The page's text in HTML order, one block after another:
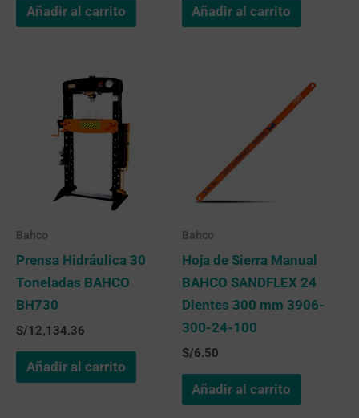
Añadir al carrito Añadir al carrito
Bahco
Prensa Hidráulica 30
Toneladas BAHCO
BH730
S/12,134.36
Añadir al carrito
Bahco
Hoja de Sierra Manual
BAHCO SANDFLEX 24
Dientes 300 mm 3906-
300-24-100
S/6.50
Añadir al carrito